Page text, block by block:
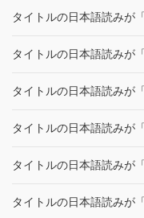
タイトルの日本語読みが
タイトルの日本語読みが
タイトルの日本語読みが
タイトルの日本語読みが
タイトルの日本語読みが
タイトルの日本語読みが